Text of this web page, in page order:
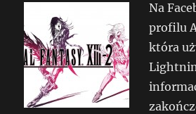
Na
profilu
która